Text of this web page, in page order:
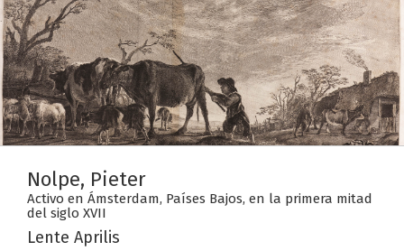
Nolpe, Pieter
Activo en Ámsterdam, Países Bajos, en la primera mitad
del siglo XVII
Lente Aprilis